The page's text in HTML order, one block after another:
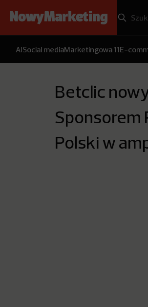
AISocial mediaMarketingowa 11E-
Betclic
Sponsorem
Polski w